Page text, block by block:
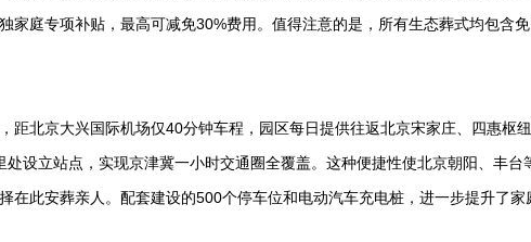
家庭专项补贴，最高可减免30%费用。值得注意的是，所有生态葬式均包含
距北京大兴国际机场仅40分钟车程，园区每日提供往返北京宋家庄、四惠枢
设立站点，实现京津冀一小时交通圈全覆盖。这种便捷性使北京朝阳、丰台
在此安葬亲人。配套建设的500个停车位和电动汽车充电桩，进一步提升了家